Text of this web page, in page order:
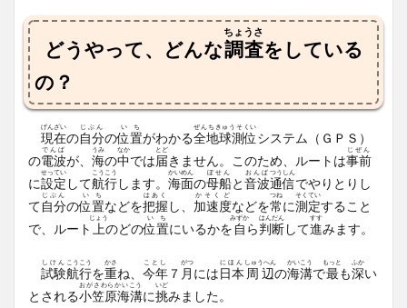
どうやって、どんな調査
ちょうさ
をしている
の？
現在
げんざい
の自分
じぶん
の位置
いち
がわかる全地球測位
ぜんちきゅうそくい
システム（ＧＰＳ）
の電波
でんぱ
が、 海
うみ
の中
なか
では届
とど
きません。このため、ルートは事前
じぜん
に設定
せってい
して航行
こうこう
します。 海面
かいめん
の母船
ぼせん
と音波
おんぱ
通信
つうしん
でやりとりし
て自分
じぶん
の位置
いち
などを把握
はあく
し、 加速度
かそくど
などを常
つね
に測定
そくてい
すること
で、ルート 上
じょう
のどの位置
いち
にいるかを 自
みずか
ら判断
はんだん
して進
すす
みます。
試験
しけん
航行
こうこう
を重
かさ
ね、 今年
ことし
７ 月
がつ
には日本
にほん
周辺
しゅうへん
の海溝
かいこう
で最
もっと
も深
ふか
い
とされる小笠原海溝
おがさわらかいこう
に挑
いど
みました。